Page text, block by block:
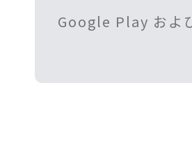
Google Play およ